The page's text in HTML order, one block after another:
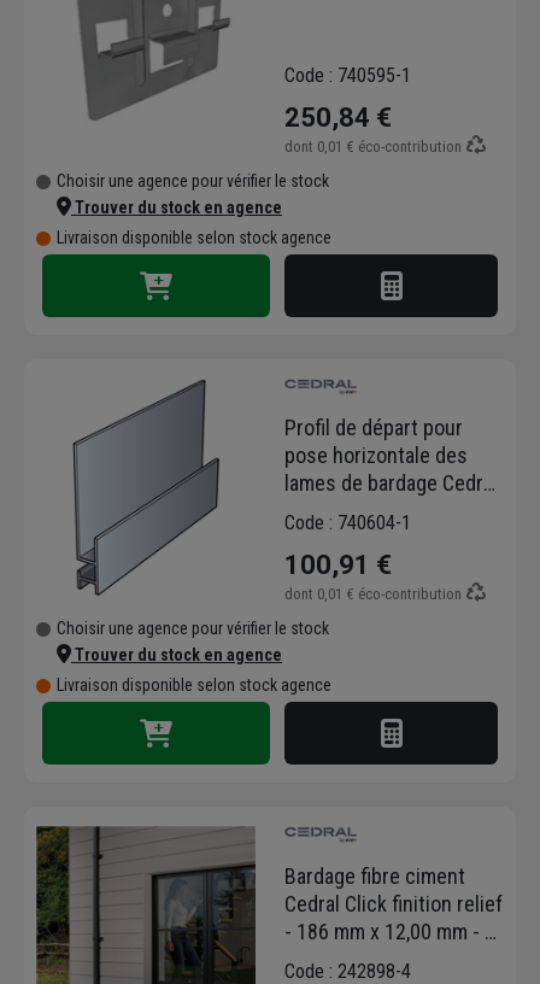
Code : 740595-1
250,84 €
dont 0,01 € éco-contribution
Choisir une agence pour vérifier le stock
Trouver du stock en agence
Livraison disponible selon stock agence
Profil de départ pour
pose horizontale des
lames de bardage Cedral
Click - longueur 3,00 M
Code : 740604-1
100,91 €
dont 0,01 € éco-contribution
Choisir une agence pour vérifier le stock
Trouver du stock en agence
Livraison disponible selon stock agence
Bardage fibre ciment
Cedral Click finition relief
- 186 mm x 12,00 mm - L.
3,60 m - Gris platine C05
Code : 242898-4